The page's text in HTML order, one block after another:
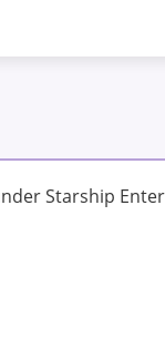
Starship